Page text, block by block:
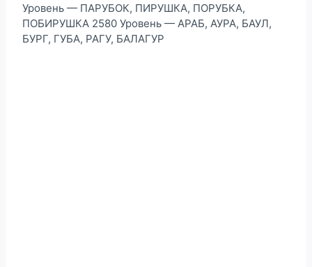
Уровень — ПАРУБОК, ПИРУШКА, ПОРУБКА,
ПОБИРУШКА 2580 Уровень — АРАБ, АУРА, БАУЛ,
БУРГ, ГУБА, РАГУ, БАЛАГУР